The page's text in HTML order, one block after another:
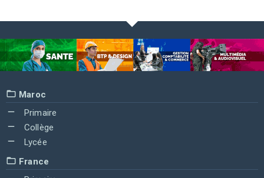
Maroc
Primaire
Collège
Lycée
France